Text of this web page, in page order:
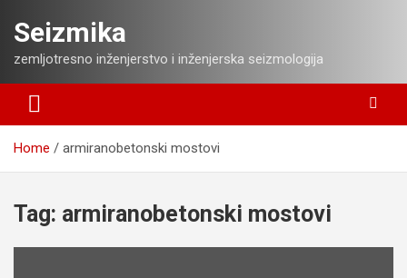
content
Seizmika
zemljotresno inženjerstvo i inženjerska seizmologija
Home armiranobetonski mostovi
Tag: armiranobetonski mostovi